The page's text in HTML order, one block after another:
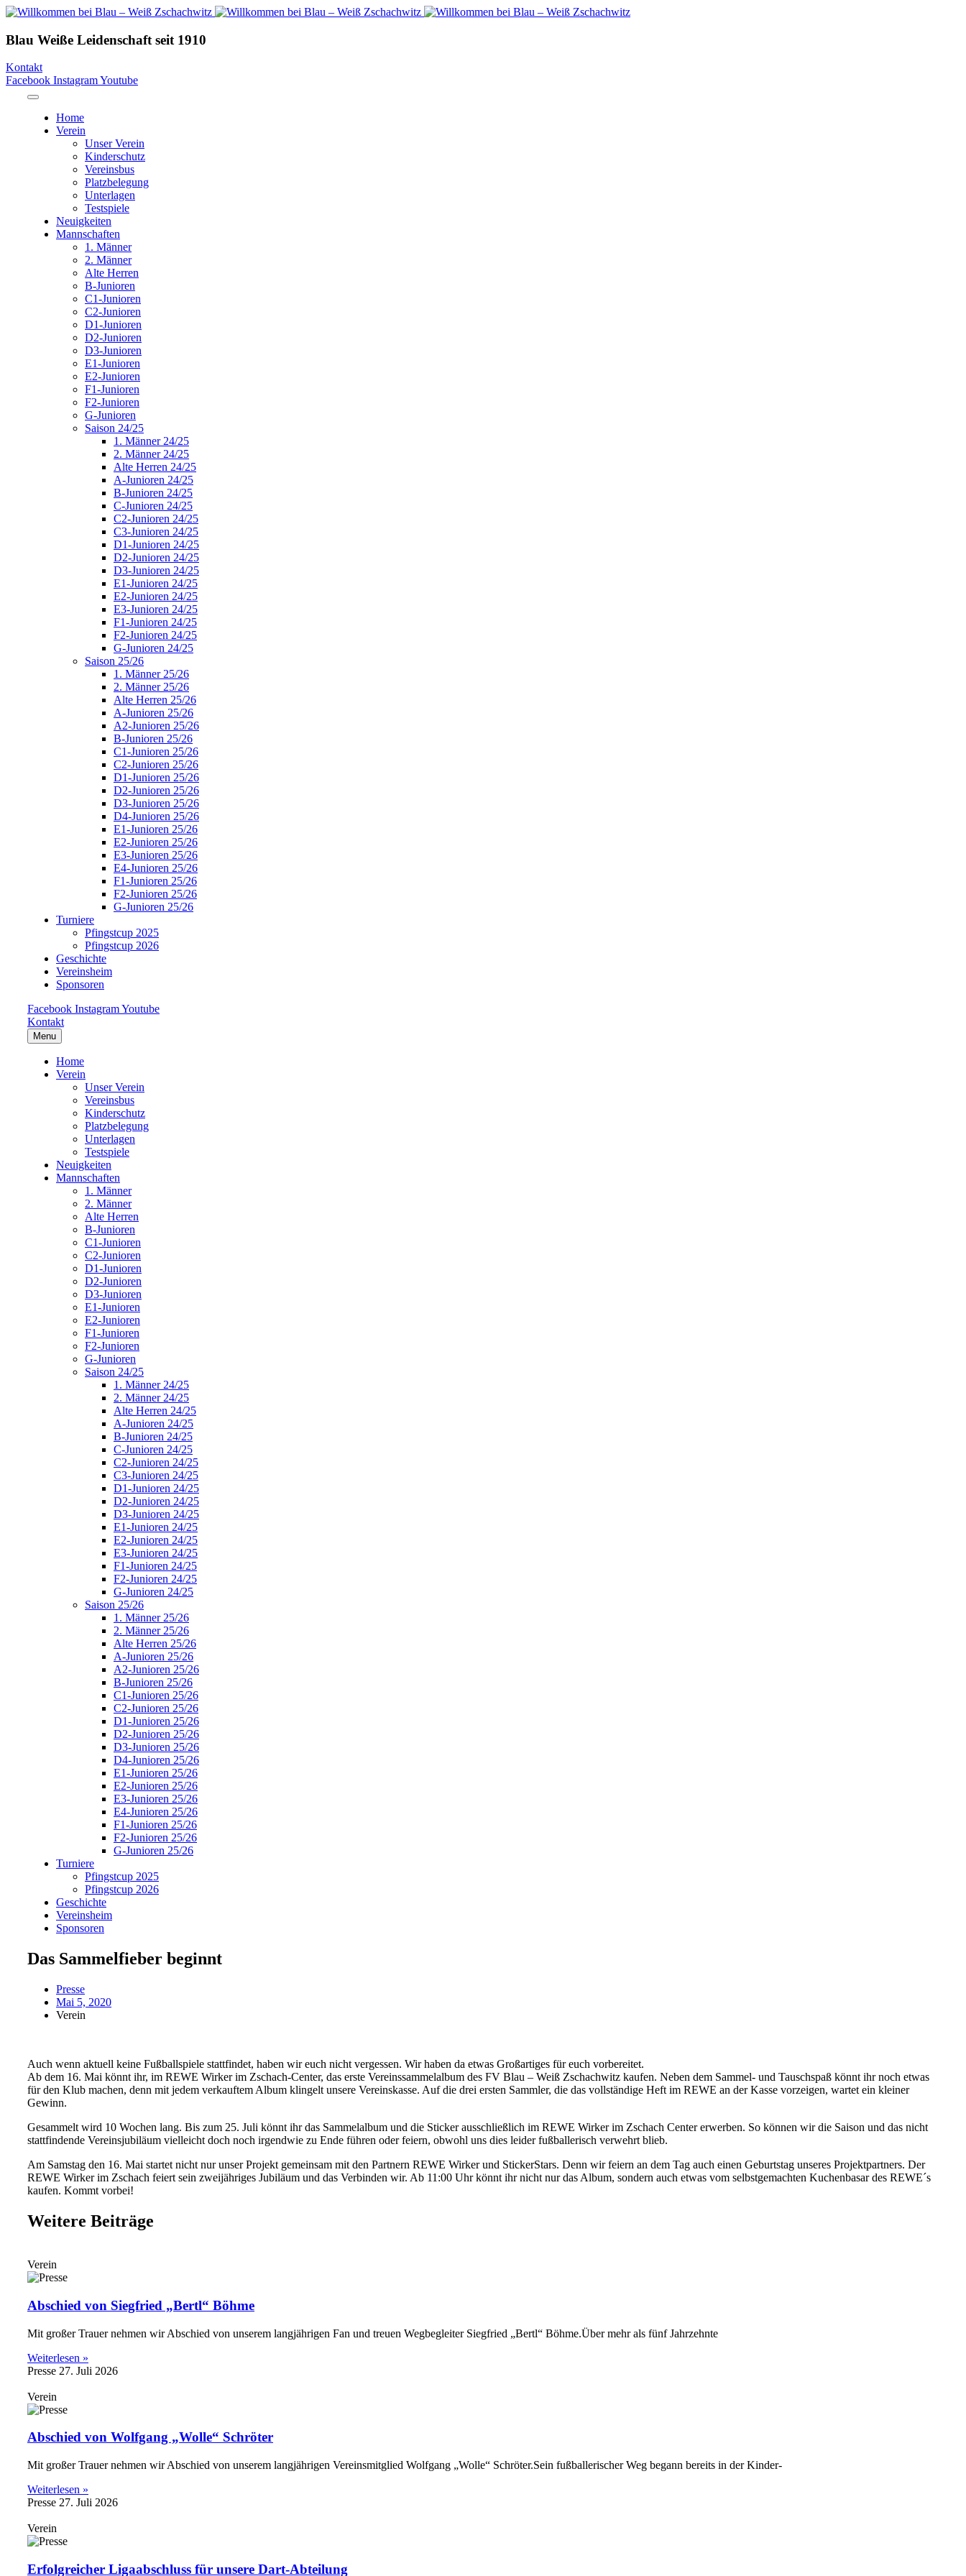
Blau Weiße Leidenschaft seit 1910
Kontakt
Facebook InstagramYoutube
Home
Verein
Unser Verein
Kinderschutz
Vereinsbus
Platzbelegung
Unterlagen
Testspiele
Neuigkeiten
Mannschaften
1. Männer
2. Männer
Alte Herren
B-Junioren
C1-Junioren
C2-Junioren
D1-Junioren
D2-Junioren
D3-Junioren
E1-Junioren
E2-Junioren
F1-Junioren
F2-Junioren
G-Junioren
Saison 24/25
1. Männer 24/25
2. Männer 24/25
Alte Herren 24/25
A-Junioren 24/25
B-Junioren 24/25
C-Junioren 24/25
C2-Junioren 24/25
C3-Junioren 24/25
D1-Junioren 24/25
D2-Junioren 24/25
D3-Junioren 24/25
E1-Junioren 24/25
E2-Junioren 24/25
E3-Junioren 24/25
F1-Junioren 24/25
F2-Junioren 24/25
G-Junioren 24/25
Saison 25/26
1. Männer 25/26
2. Männer 25/26
Alte Herren 25/26
A-Junioren 25/26
A2-Junioren 25/26
B-Junioren 25/26
C1-Junioren 25/26
C2-Junioren 25/26
D1-Junioren 25/26
D2-Junioren 25/26
D3-Junioren 25/26
D4-Junioren 25/26
E1-Junioren 25/26
E2-Junioren 25/26
E3-Junioren 25/26
E4-Junioren 25/26
F1-Junioren 25/26
F2-Junioren 25/26
G-Junioren 25/26
Turniere
Pfingstcup 2025
Pfingstcup 2026
Geschichte
Vereinsheim
Sponsoren
Facebook InstagramYoutube
Kontakt
Menu
Home
Verein
Unser Verein
Vereinsbus
Kinderschutz
Platzbelegung
Unterlagen
Testspiele
Neuigkeiten
Mannschaften
1. Männer
2. Männer
Alte Herren
B-Junioren
C1-Junioren
C2-Junioren
D1-Junioren
D2-Junioren
D3-Junioren
E1-Junioren
E2-Junioren
F1-Junioren
F2-Junioren
G-Junioren
Saison 24/25
1. Männer 24/25
2. Männer 24/25
Alte Herren 24/25
A-Junioren 24/25
B-Junioren 24/25
C-Junioren 24/25
C2-Junioren 24/25
C3-Junioren 24/25
D1-Junioren 24/25
D2-Junioren 24/25
D3-Junioren 24/25
E1-Junioren 24/25
E2-Junioren 24/25
E3-Junioren 24/25
F1-Junioren 24/25
F2-Junioren 24/25
G-Junioren 24/25
Saison 25/26
1. Männer 25/26
2. Männer 25/26
Alte Herren 25/26
A-Junioren 25/26
A2-Junioren 25/26
B-Junioren 25/26
C1-Junioren 25/26
C2-Junioren 25/26
D1-Junioren 25/26
D2-Junioren 25/26
D3-Junioren 25/26
D4-Junioren 25/26
E1-Junioren 25/26
E2-Junioren 25/26
E3-Junioren 25/26
E4-Junioren 25/26
F1-Junioren 25/26
F2-Junioren 25/26
G-Junioren 25/26
Turniere
Pfingstcup 2025
Pfingstcup 2026
Geschichte
Vereinsheim
Sponsoren
Das Sammelfieber beginnt
Presse
Mai 5, 2020
Verein
Auch wenn aktuell keine Fußballspiele stattfindet, haben wir euch nicht vergessen. Wir haben da etwas Großartiges für euch vorbereitet.
Ab dem 16. Mai könnt ihr, im REWE Wirker im Zschach-Center, das erste Vereinssammelalbum des FV Blau – Weiß Zschachwitz kaufen. Neben dem Sammel- und Tauschspaß könnt ihr noch etwas
für den Klub machen, denn mit jedem verkauftem Album klingelt unsere Vereinskasse. Auf die drei ersten Sammler, die das vollständige Heft im REWE an der Kasse vorzeigen, wartet ein kleiner
Gewinn.
Gesammelt wird 10 Wochen lang. Bis zum 25. Juli könnt ihr das Sammelalbum und die Sticker ausschließlich im REWE Wirker im Zschach Center erwerben. So können wir die Saison und das nicht
stattfindende Vereinsjubiläum vielleicht doch noch irgendwie zu Ende führen oder feiern, obwohl uns dies leider fußballerisch verwehrt blieb.
Am Samstag den 16. Mai startet nicht nur unser Projekt gemeinsam mit den Partnern REWE Wirker und StickerStars. Denn wir feiern an dem Tag auch einen Geburtstag unseres Projektpartners. Der
REWE Wirker im Zschach feiert sein zweijähriges Jubiläum und das Verbinden wir. Ab 11:00 Uhr könnt ihr nicht nur das Album, sondern auch etwas vom selbstgemachten Kuchenbasar des REWE´s
kaufen. Kommt vorbei!
Weitere Beiträge
Verein
Abschied von Siegfried „Bertl“ Böhme
Mit großer Trauer nehmen wir Abschied von unserem langjährigen Fan und treuen Wegbegleiter Siegfried „Bertl“ Böhme.Über mehr als fünf Jahrzehnte
Weiterlesen »
Presse 27. Juli 2026
Verein
Abschied von Wolfgang „Wolle“ Schröter
Mit großer Trauer nehmen wir Abschied von unserem langjährigen Vereinsmitglied Wolfgang „Wolle“ Schröter.Sein fußballerischer Weg begann bereits in der Kinder-
Weiterlesen »
Presse 27. Juli 2026
Verein
Erfolgreicher Ligaabschluss für unsere Dart-Abteilung